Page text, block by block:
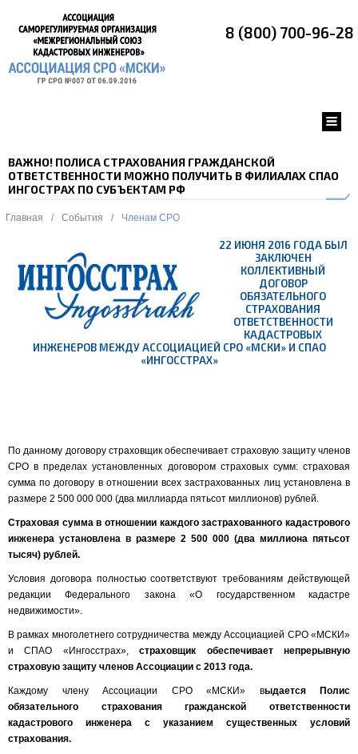
8 (800) 700-96-28
ВАЖНО! ПОЛИСА СТРАХОВАНИЯ ГРАЖДАНСКОЙ
ОТВЕТСТВЕННОСТИ МОЖНО ПОЛУЧИТЬ В ФИЛИАЛАХ СПАО
ИНГОСТРАХ ПО СУБЪЕКТАМ РФ
Главная / События / Членам СРО
22 ИЮНЯ 2016 ГОДА БЫЛ
ЗАКЛЮЧЕН
КОЛЛЕКТИВНЫЙ
ДОГОВОР
ОБЯЗАТЕЛЬНОГО
СТРАХОВАНИЯ
ОТВЕТСТВЕННОСТИ
КАДАСТРОВЫХ
ИНЖЕНЕРОВ МЕЖДУ АССОЦИАЦИЕЙ СРО «МСКИ» И СПАО
«ИНГОССТРАХ»
По данному договору страховщик обеспечивает страховую защиту членов
СРО в пределах установленных договором страховых сумм: страховая
сумма по договору в отношении всех застрахованных лиц установлена в
размере 2 500 000 000 (два миллиарда пятьсот миллионов) рублей.
Страховая сумма в отношении каждого застрахованного кадастрового
инженера установлена в размере 2 500 000 (два миллиона пятьсот
тысяч) рублей.
Условия договора полностью соответствуют требованиям действующей
редакции Федерального закона «О государственном кадастре
недвижимости».
В рамках многолетнего сотрудничества между Ассоциацией СРО «МСКИ»
и СПАО «Ингосстрах»,страховщик обеспечивает непрерывную
страховую защиту членов Ассоциации с 2013 года.
Каждому члену Ассоциации СРО «МСКИ» выдается Полис
обязательного страхования гражданской ответственности
кадастрового инженера с указанием существенных условий
страхования.